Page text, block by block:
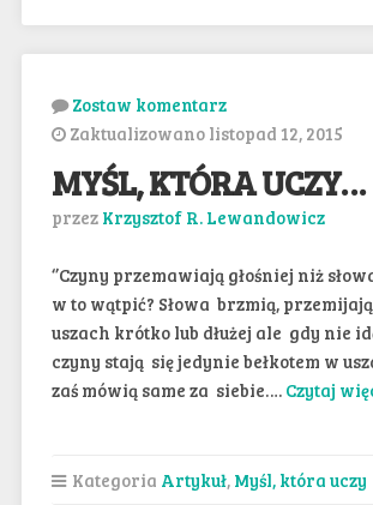
Zostaw komentarz
Zaktualizowano listopad 12, 2015
MYŚL, KTÓRA UCZY…
przez Krzysztof R. Lewandowicz
‘’Czyny przemawiają głośniej niż
w to wątpić? Słowa brzmią,
uszach krótko lub dłużej ale gdy nie
czyny stają się jedynie bełkotem w
zaś mówią same za siebie…. Czytaj
Kategoria Artykuł, Myśl, która uczy